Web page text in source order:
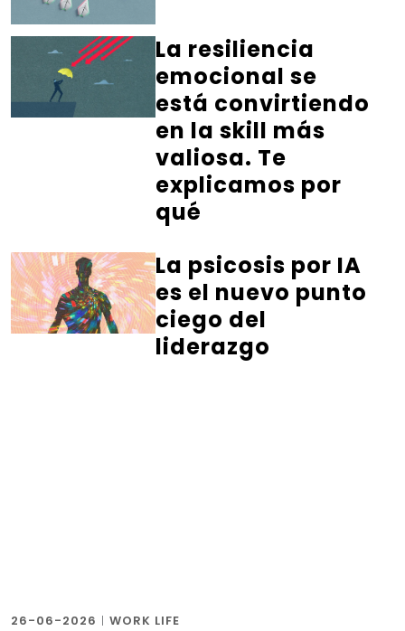
La resiliencia
emocional se
está convirtiendo
en la skill más
valiosa. Te
explicamos por
qué
La psicosis por IA
es el nuevo punto
ciego del
liderazgo
26-06-2026 | WORK LIFE